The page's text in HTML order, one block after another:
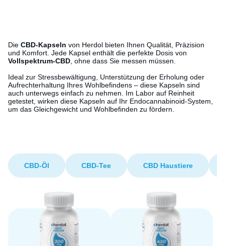
Kontakt
Die CBD-Kapseln von Herdol bieten Ihnen Qualität, Präzision
und Komfort. Jede Kapsel enthält die perfekte Dosis von
Vollspektrum-CBD , ohne dass Sie messen müssen.
Ideal zur Stressbewältigung, Unterstützung der Erholung oder
Aufrechterhaltung Ihres Wohlbefindens – diese Kapseln sind
auch unterwegs einfach zu nehmen. Im Labor auf Reinheit
getestet, wirken diese Kapseln auf Ihr Endocannabinoid-System,
um das Gleichgewicht und Wohlbefinden zu fördern.
CBD-Öl CBD-Tee CBD Haustiere